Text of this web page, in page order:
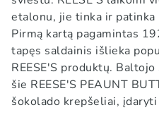
etalonu, jie tinka ir
Pirmą kartą pagamintas
tapęs saldainis išlieka
REESE'S produktų.
šie REESE'S PEAUNT
šokolado krepšeliai,